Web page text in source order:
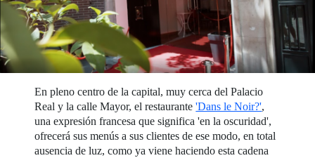
En pleno centro de la capital, muy cerca del Palacio
Real y la calle Mayor, el restaurante'Dans le Noir?',
una expresión francesa que significa 'en la oscuridad',
ofrecerá sus menús a sus clientes de ese modo, en total
ausencia de luz, como ya viene haciendo esta cadena